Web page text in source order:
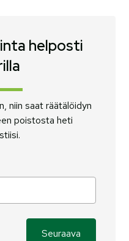
helposti
niin saat räätälöidyn
poistosta heti
Seuraava